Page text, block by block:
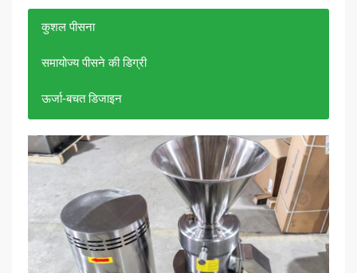
कुशल पीसना
समायोज्य पीसने की डिग्री
ऊर्जा-बचत डिजाइन
महीन कोको गूदा बनाया जा सकता है.
पीसने की सुंदरता को समायोजित करें.
जो उत्पादन को प्रभावित किये बिना ऊर्जा की बचत करता है.